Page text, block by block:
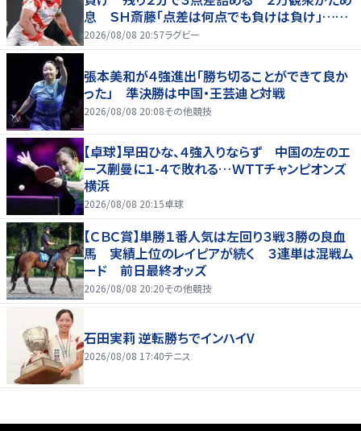
息 ＳＨ斎藤「点差は何点でも負けは負け」…前
半にＳＯ伊藤龍が先制トライ、３２ー３５で惜敗
2026/08/08 20:57ラグビー
張本美和が４強進出「勝ち切ることができて良か
った」 準決勝は中国・王芸迪と対戦
2026/08/08 20:08その他競技
【卓球】早田ひな、４強入りならず 中国の左のエ
ース蒯曼に１-４で敗れる…ＷＴＴチャンピオンズ
横浜
2026/08/08 20:15卓球
【ＣＢＣ賞】単勝１番人気は左回り３戦３勝の良血
馬 実績上位のレイピアが続く ３連単は混戦ム
ード 前日最終オッズ
2026/08/08 20:20その他競技
石田実莉 逆転勝ちでインハイV
2026/08/08 17:40テニス